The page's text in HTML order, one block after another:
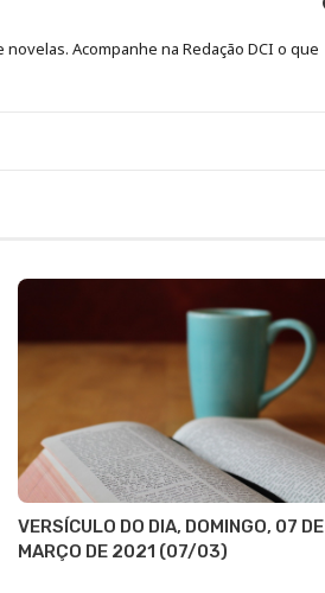
Acompanhe na Redação DCI o que
VERSÍCULO DO DIA, DOMINGO, 07 DE
MARÇO DE 2021 (07/03)